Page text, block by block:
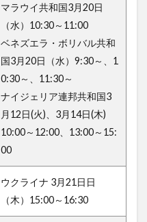
マラウイ共和国3月20日
（水）10:30～11:00
ベネズエラ・ボリバル共和
国3月20日（水）9:30～、1
0:30～、11:30～
ナイジェリア連邦共和国3
月12日(火)、3月14日(木)
10:00～12:00、13:00～15:
00
ウクライナ 3月21日日
（木）15:00～16:30